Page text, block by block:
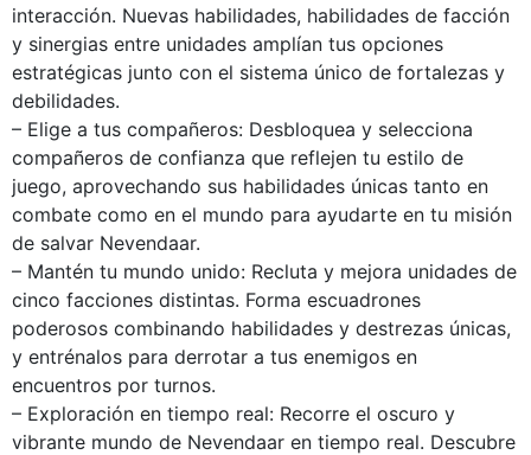
interacción. Nuevas habilidades, habilidades de facción
y sinergias entre unidades amplían tus opciones
estratégicas junto con el sistema único de fortalezas y
debilidades.
– Elige a tus compañeros: Desbloquea y selecciona
compañeros de confianza que reflejen tu estilo de
juego, aprovechando sus habilidades únicas tanto en
combate como en el mundo para ayudarte en tu misión
de salvar Nevendaar.
– Mantén tu mundo unido: Recluta y mejora unidades de
cinco facciones distintas. Forma escuadrones
poderosos combinando habilidades y destrezas únicas,
y entrénalos para derrotar a tus enemigos en
encuentros por turnos.
– Exploración en tiempo real: Recorre el oscuro y
vibrante mundo de Nevendaar en tiempo real. Descubre